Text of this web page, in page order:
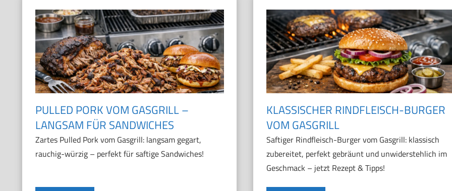
PULLED PORK VOM GASGRILL –
LANGSAM FÜR SANDWICHES
Zartes Pulled Pork vom Gasgrill: langsam gegart,
rauchig-würzig – perfekt für saftige Sandwiches!
KLASSISCHER RINDFLEISCH-BURGER
VOM GASGRILL
Saftiger Rindfleisch-Burger vom Gasgrill: klassisch
zubereitet, perfekt gebräunt und unwiderstehlich im
Geschmack – jetzt Rezept & Tipps!